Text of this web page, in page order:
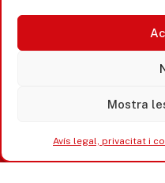
Mostra
Avís legal, privacitat i
Avís legal,